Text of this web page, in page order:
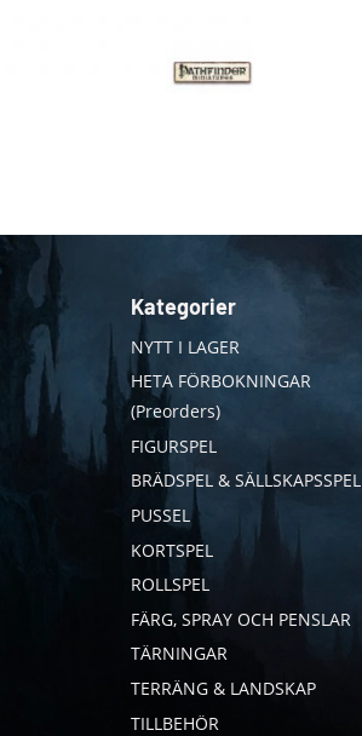
Kategorier
NYTT I LAGER
HETA FÖRBOKNINGAR
(Preorders)
FIGURSPEL
BRÄDSPEL & SÄLLSKAPSSPEL
PUSSEL
KORTSPEL
ROLLSPEL
FÄRG, SPRAY OCH PENSLAR
TÄRNINGAR
TERRÄNG & LANDSKAP
TILLBEHÖR